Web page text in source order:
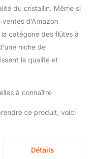
du cristallin. Même si
d’Amazon
catégorie des flûtes à
niche de
la qualité et
à connaître
ce produit, voici
Détails